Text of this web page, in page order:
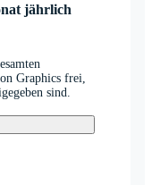
jährlich
Graphics frei,
sind.